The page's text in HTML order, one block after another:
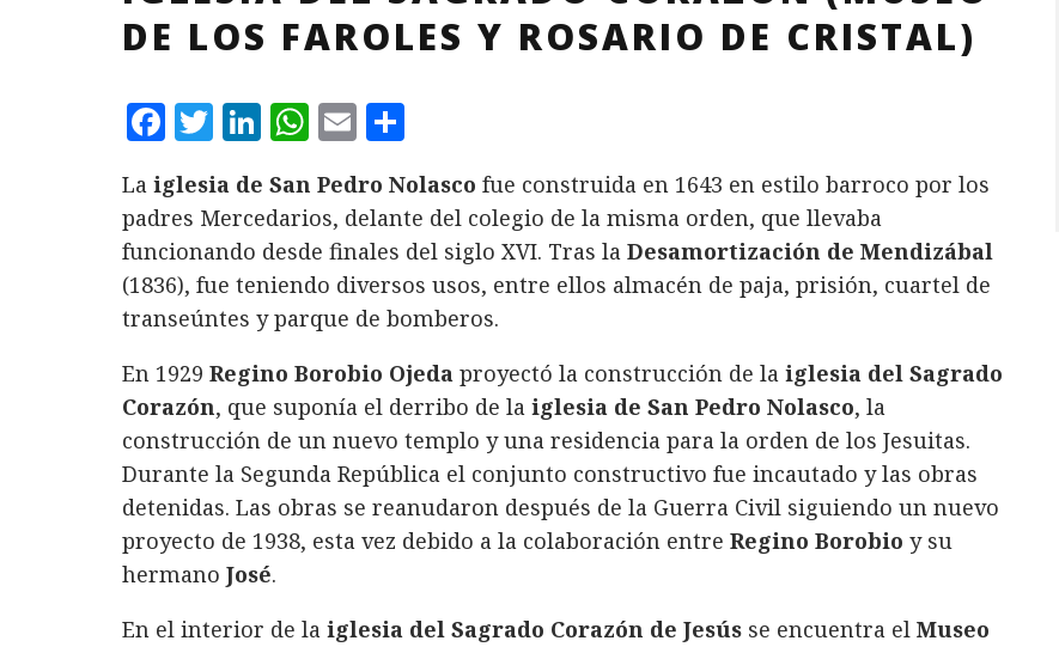
DE LOS FAROLES Y ROSARIO DE CRISTAL)
F
c
e
b
o
k
T
it
te
r
L
n
k
e
d
n
W
at
s
A
p
E
ai
l
m
p
a
rt
ir
La iglesia de San Pedro Nolasco fue construida en 1643 en estilo barroco por los
padres Mercedarios, delante del colegio de la misma orden, que llevaba
funcionando desde finales del siglo XVI. Tras la Desamortización de Mendizábal
(1836), fue teniendo diversos usos, entre ellos almacén de paja, prisión, cuartel de
transeúntes y parque de bomberos.
En 1929 Regino Borobio Ojeda proyectó la construcción de la iglesia del Sagrado
Corazón, que suponía el derribo de la iglesia de San Pedro Nolasco, la
construcción de un nuevo templo y una residencia para la orden de los Jesuitas.
Durante la Segunda República el conjunto constructivo fue incautado y las obras
detenidas. Las obras se reanudaron después de la Guerra Civil siguiendo un nuevo
proyecto de 1938, esta vez debido a la colaboración entre Regino Borobio y su
hermano José.
En el interior de la iglesia del Sagrado Corazón de Jesús se encuentra el Museo